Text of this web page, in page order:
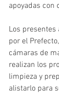
apoyadas con
Los presentes
por el
cámaras de
realizan los
limpieza y
alistarlo para